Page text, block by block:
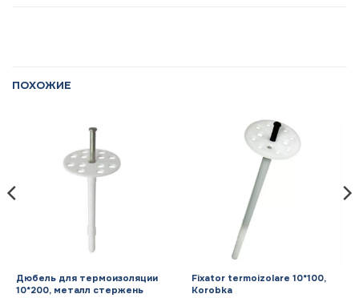
ПОХОЖИЕ
Дюбель для термоизоляции
10*200, металл стержень
Fixator termoizolare 10*100,
Korobka